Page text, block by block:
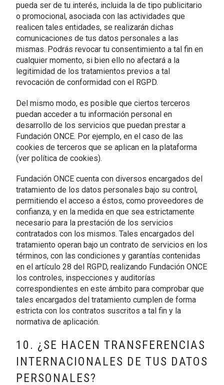
pueda ser de tu interés, incluida la de tipo publicitario
o promocional, asociada con las actividades que
realicen tales entidades, se realizarán dichas
comunicaciones de tus datos personales a las
mismas. Podrás revocar tu consentimiento a tal fin en
cualquier momento, si bien ello no afectará a la
legitimidad de los tratamientos previos a tal
revocación de conformidad con el RGPD.
Del mismo modo, es posible que ciertos terceros
puedan acceder a tu información personal en
desarrollo de los servicios que puedan prestar a
Fundación ONCE. Por ejemplo, en el caso de las
cookies de terceros que se aplican en la plataforma
(ver política de cookies).
Fundación ONCE cuenta con diversos encargados del
tratamiento de los datos personales bajo su control,
permitiendo el acceso a éstos, como proveedores de
confianza, y en la medida en que sea estrictamente
necesario para la prestación de los servicios
contratados con los mismos. Tales encargados del
tratamiento operan bajo un contrato de servicios en los
términos, con las condiciones y garantías contenidas
en el artículo 28 del RGPD, realizando Fundación ONCE
los controles, inspecciones y auditorías
correspondientes en este ámbito para comprobar que
tales encargados del tratamiento cumplen de forma
estricta con los contratos suscritos a tal fin y la
normativa de aplicación.
10. ¿SE HACEN TRANSFERENCIAS
INTERNACIONALES DE TUS DATOS
PERSONALES?